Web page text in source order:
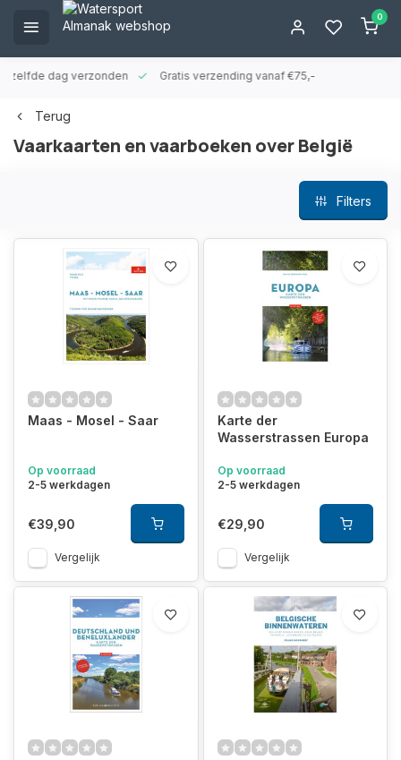
0
zelfde dag verzonden Gratis verzending vanaf €75,-
Terug
Vaarkaarten en vaarboeken over België
Filters
Maas - Mosel - Saar
Op voorraad
2-5 werkdagen
€39,90
Vergelijk
Karte der
Wasserstrassen Europa
Op voorraad
2-5 werkdagen
€29,90
Vergelijk